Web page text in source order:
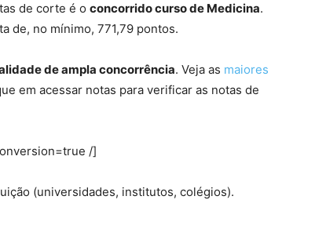
de corte é o concorrido curso de Medicina.
de, no mínimo, 771,79 pontos.
de ampla concorrência. Veja as maiores
em acessar notas para verificar as notas de
/]
(universidades, institutos, colégios).